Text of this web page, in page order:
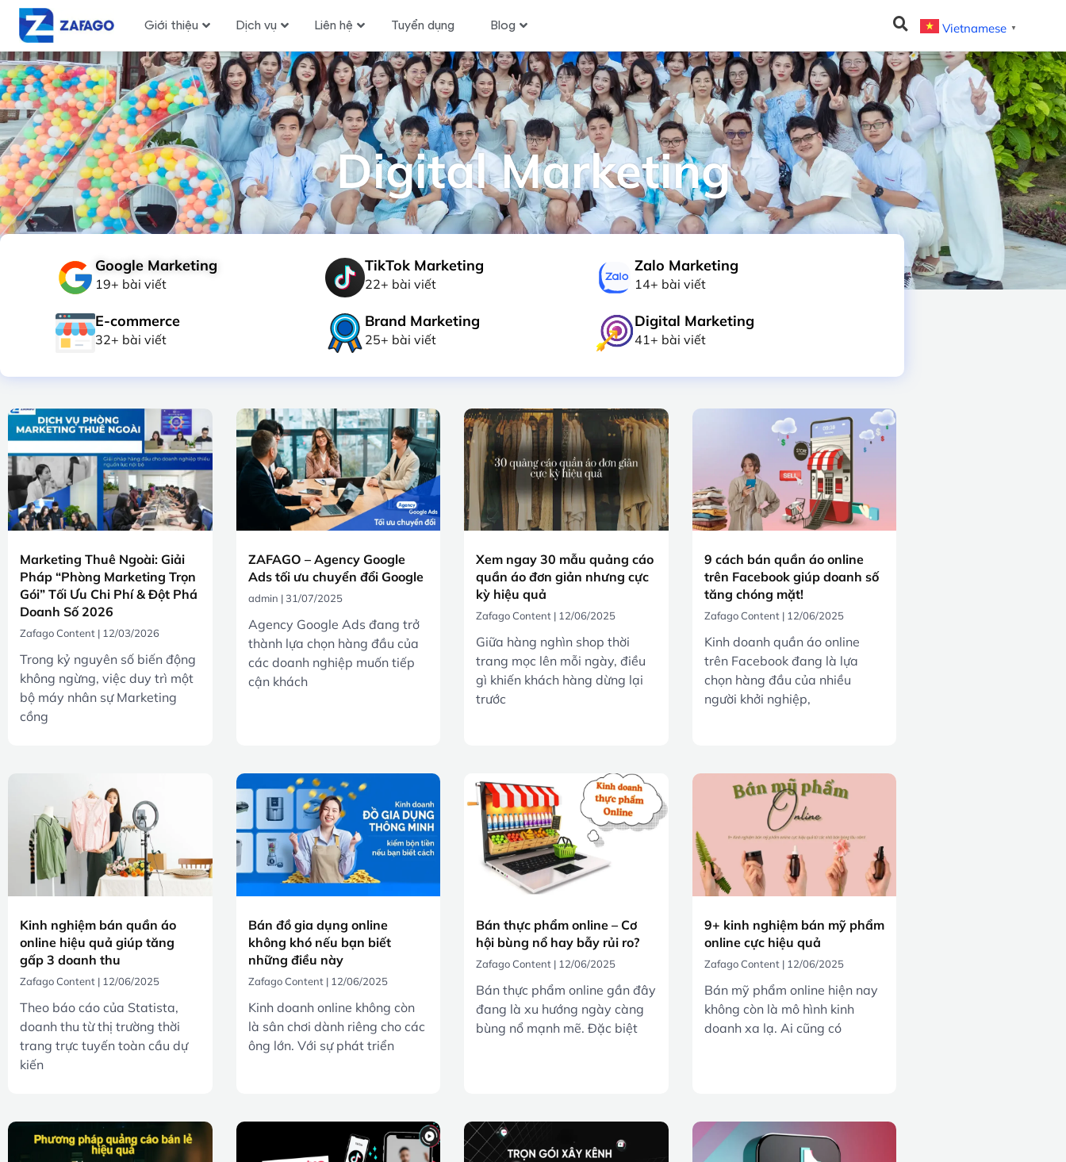
Giới thiệu Dịch vụ Liên hệ Tuyển dụng Blog Vietnamese ▼
Digital Marketing
Google Marketing
19+ bài viết
TikTok Marketing
22+ bài viết
Zalo Marketing
14+ bài viết
E-commerce
32+ bài viết
Brand Marketing
25+ bài viết
Digital Marketing
41+ bài viết
Marketing Thuê Ngoài: Giải
Pháp “Phòng Marketing Trọn
Gói” Tối Ưu Chi Phí & Đột Phá
Doanh Số 2026
Zafago Content 12/03/2026
Trong kỷ nguyên số biến động
không ngừng, việc duy trì một
bộ máy nhân sự Marketing
cồng
ZAFAGO – Agency Google
Ads tối ưu chuyển đổi Google
admin 31/07/2025
Agency Google Ads đang trở
thành lựa chọn hàng đầu của
các doanh nghiệp muốn tiếp
cận khách
Xem ngay 30 mẫu quảng cáo
quần áo đơn giản nhưng cực
kỳ hiệu quả
Zafago Content 12/06/2025
Giữa hàng nghìn shop thời
trang mọc lên mỗi ngày, điều
gì khiến khách hàng dừng lại
trước
9 cách bán quần áo online
trên Facebook giúp doanh số
tăng chóng mặt!
Zafago Content 12/06/2025
Kinh doanh quần áo online
trên Facebook đang là lựa
chọn hàng đầu của nhiều
người khởi nghiệp,
Kinh nghiệm bán quần áo
online hiệu quả giúp tăng
gấp 3 doanh thu
Zafago Content 12/06/2025
Theo báo cáo của Statista,
doanh thu từ thị trường thời
trang trực tuyến toàn cầu dự
kiến
Bán đồ gia dụng online
không khó nếu bạn biết
những điều này
Zafago Content 12/06/2025
Kinh doanh online không còn
là sân chơi dành riêng cho các
ông lớn. Với sự phát triển
Bán thực phẩm online – Cơ
hội bùng nổ hay bẫy rủi ro?
Zafago Content 12/06/2025
Bán thực phẩm online gần đây
đang là xu hướng ngày càng
bùng nổ mạnh mẽ. Đặc biệt
9+ kinh nghiệm bán mỹ phẩm
online cực hiệu quả
Zafago Content 12/06/2025
Bán mỹ phẩm online hiện nay
không còn là mô hình kinh
doanh xa lạ. Ai cũng có